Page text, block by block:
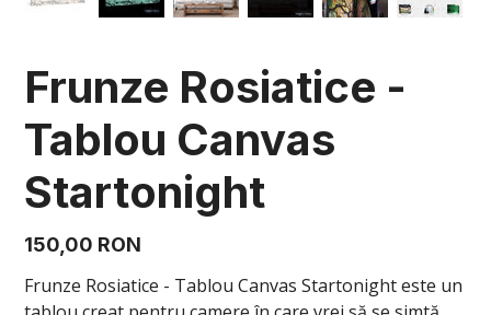
Frunze Rosiatice -
Tablou Canvas
Startonight
Preț
150,00 RON
Frunze Rosiatice - Tablou Canvas Startonight este un